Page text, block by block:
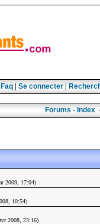
Faq| Se connecter|
Forums - Index
2009, 17:04)
10:54)
2008, 23:16)